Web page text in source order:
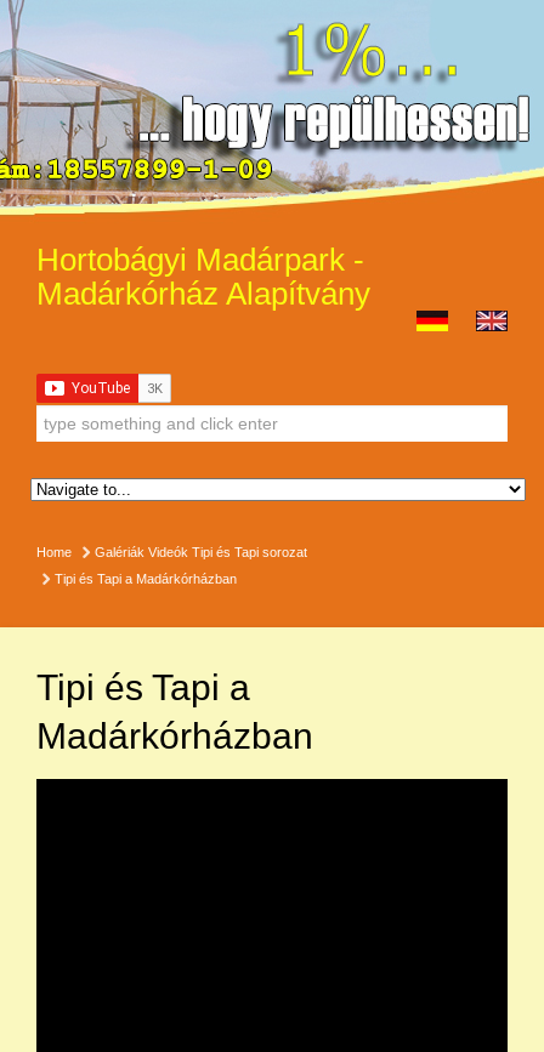
Hortobágyi Madárpark -
Madárkórház Alapítvány
Home Galériák Videók Tipi és Tapi sorozat
Tipi és Tapi a Madárkórházban
Tipi és Tapi a
Madárkórházban